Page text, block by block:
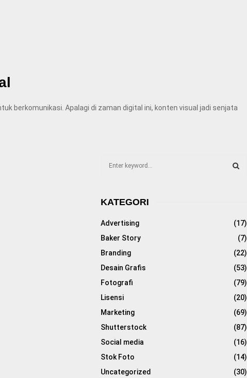
berkomunikasi. Apalagi di zaman digital ini, konten visual jadi senjata
c
f
o
:
A
R
C
H
KATEGORI
Advertising
(17)
Baker Story
(7)
Branding
(22)
Desain Grafis
(53)
Fotografi
(79)
Lisensi
(20)
Marketing
(69)
Shutterstock
(87)
Social media
(16)
Stok Foto
(14)
Uncategorized
(30)